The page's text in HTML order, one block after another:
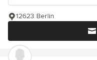
12623 Berlin